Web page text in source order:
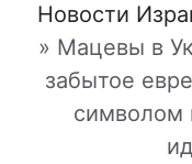
Новости
» Мацевы в
забытое
символом